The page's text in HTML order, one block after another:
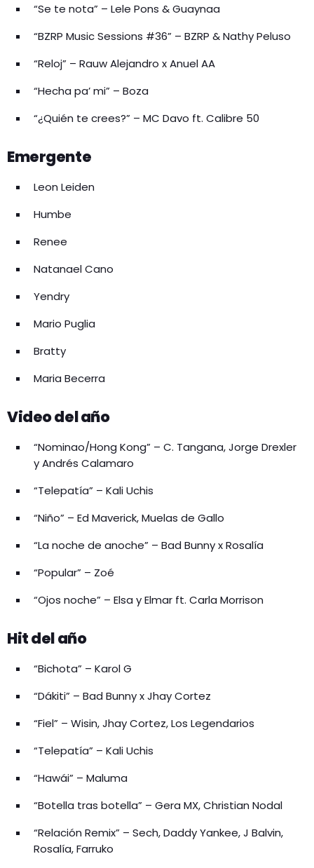
“Se te nota” – Lele Pons & Guaynaa
“BZRP Music Sessions #36” – BZRP & Nathy Peluso
“Reloj” – Rauw Alejandro x Anuel AA
“Hecha pa’ mi” – Boza
“¿Quién te crees?” – MC Davo ft. Calibre 50
Emergente
Leon Leiden
Humbe
Renee
Natanael Cano
Yendry
Mario Puglia
Bratty
Maria Becerra
Video del año
“Nominao/Hong Kong” – C. Tangana, Jorge Drexler
y Andrés Calamaro
“Telepatía” – Kali Uchis
“Niño” – Ed Maverick, Muelas de Gallo
“La noche de anoche” – Bad Bunny x Rosalía
“Popular” – Zoé
“Ojos noche” – Elsa y Elmar ft. Carla Morrison
Hit del año
“Bichota” – Karol G
“Dákiti” – Bad Bunny x Jhay Cortez
“Fiel” – Wisin, Jhay Cortez, Los Legendarios
“Telepatía” – Kali Uchis
“Hawái” – Maluma
“Botella tras botella” – Gera MX, Christian Nodal
“Relación Remix” – Sech, Daddy Yankee, J Balvin,
Rosalía, Farruko